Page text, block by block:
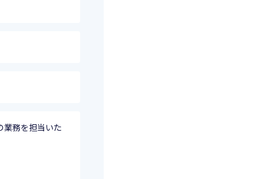
業務を担当いた